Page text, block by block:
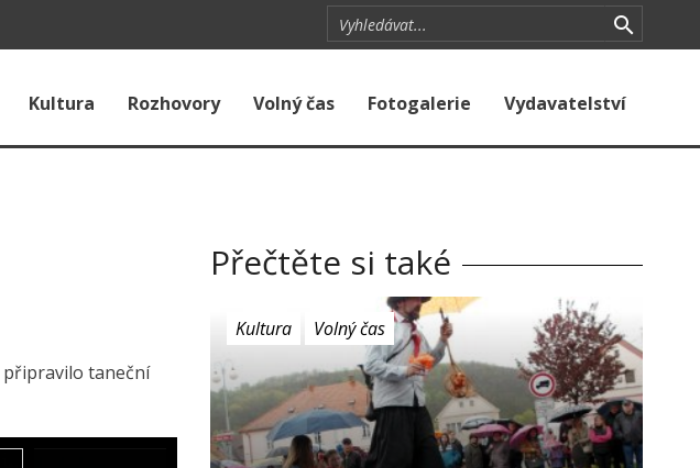
Kultura Rozhovory Volný čas Fotogalerie Vydavatelství
připravilo taneční
Přečtěte si také
Kultura Volný čas